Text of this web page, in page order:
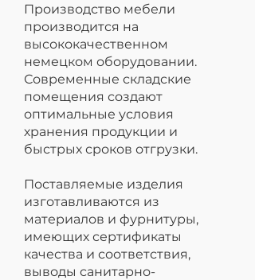
Производство мебели
производится на
высококачественном
немецком оборудовании.
Современные складские
помещения создают
оптимальные условия
хранения продукции и
быстрых сроков отгрузки.
Поставляемые изделия
изготавливаются из
материалов и фурнитуры,
имеющих сертификаты
качества и соответствия,
выводы санитарно-